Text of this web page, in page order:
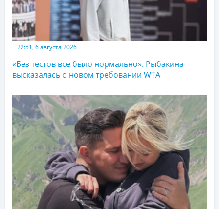
22:51, 6 августа 2026
«Без тестов все было нормально»: Рыбакина
высказалась о новом требовании WTA